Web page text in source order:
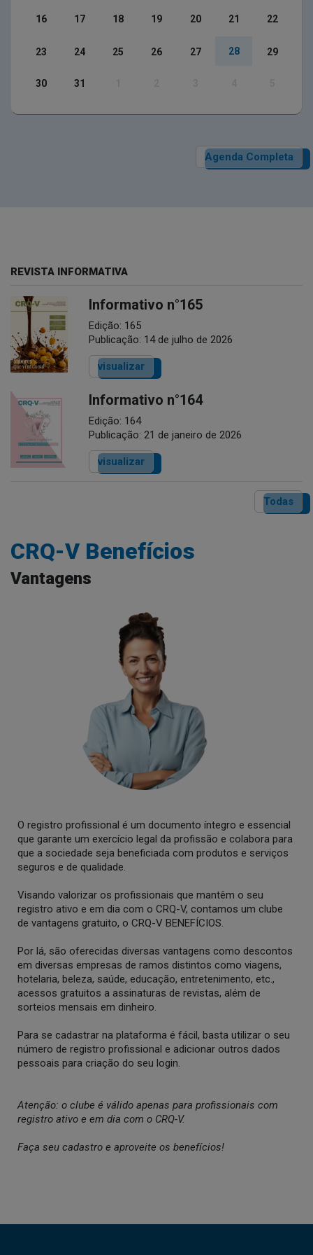
16 17 18 19 20 21 22
23 24 25 26 27 28 29
30 31
Agenda Completa
CRQ-V Benefícios
Vantagens
O registro profissional é um documento íntegro e essencial
que garante um exercício legal da profissão e colabora para
que a sociedade seja beneficiada com produtos e serviços
seguros e de qualidade.
Visando valorizar os profissionais que mantêm o seu
registro ativo e em dia com o CRQ-V, contamos um clube
de vantagens gratuito, o CRQ-V BENEFÍCIOS.
Por lá, são oferecidas diversas vantagens como descontos
em diversas empresas de ramos distintos como viagens,
hotelaria, beleza, saúde, educação, entretenimento, etc.,
acessos gratuitos a assinaturas de revistas, além de
sorteios mensais em dinheiro.
Para se cadastrar na plataforma é fácil, basta utilizar o seu
número de registro profissional e adicionar outros dados
pessoais para criação do seu login.
Atenção: o clube é válido apenas para profissionais com
registro ativo e em dia com o CRQ-V.
Faça seu cadastro e aproveite os benefícios!
REVISTA INFORMATIVA
Informativo n°165
Edição: 165
Publicação: 14 de julho de 2026
visualizar
Informativo n°164
Edição: 164
Publicação: 21 de janeiro de 2026
visualizar
Todas